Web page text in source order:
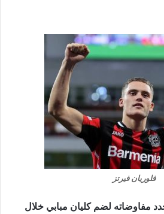
فلوريان فيرتز
مفاوضاته لضم كليان مبابي خلال